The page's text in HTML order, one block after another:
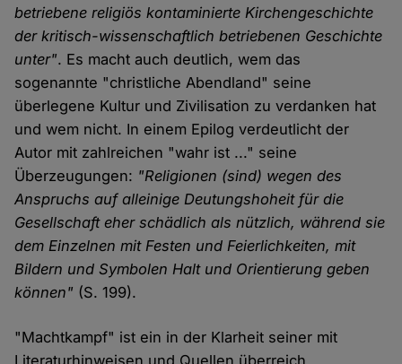
betriebene religiös kontaminierte Kirchengeschichte
der kritisch-wissenschaftlich betriebenen Geschichte
unter". Es macht auch deutlich, wem das
sogenannte "christliche Abendland" seine
überlegene Kultur und Zivilisation zu verdanken hat
und wem nicht. In einem Epilog verdeutlicht der
Autor mit zahlreichen "wahr ist ..." seine
Überzeugungen: "Religionen (sind) wegen des
Anspruchs auf alleinige Deutungshoheit für die
Gesellschaft eher schädlich als nützlich, während sie
dem Einzelnen mit Festen und Feierlichkeiten, mit
Bildern und Symbolen Halt und Orientierung geben
können" (S. 199).
"Machtkampf" ist ein in der Klarheit seiner mit